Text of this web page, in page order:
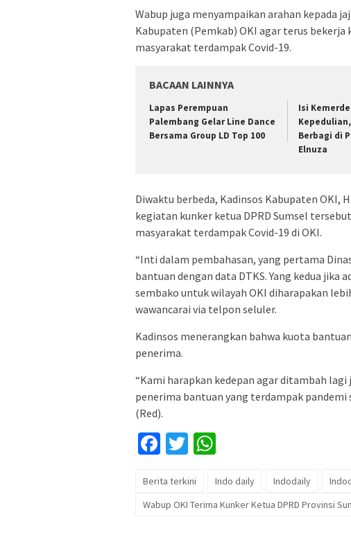
Wabup juga menyampaikan arahan kepada
Kabupaten (Pemkab) OKI agar terus
masyarakat terdampak Covid-19.
BACAAN LAINNYA
Lapas Perempuan
Palembang Gelar Line Dance
Bersama Group LD Top 100
Isi
Berbagi di
Elnuza
Diwaktu berbeda, Kadinsos Kabupaten OKI,
kegiatan kunker ketua DPRD Sumsel
masyarakat terdampak Covid-19 di OKI.
“Inti dalam pembahasan, yang pertama
bantuan dengan data DTKS. Yang kedua
sembako untuk wilayah OKI diharapakan
wawancarai via telpon seluler.
Kadinsos menerangkan bahwa kuota
penerima.
“Kami harapkan kedepan agar ditambah
penerima bantuan yang terdampak pandemi
(Red).
Facebook
Twitter
Berita terkini Indo daily Indodaily
Wabup OKI Terima Kunker Ketua DPRD Provinsi